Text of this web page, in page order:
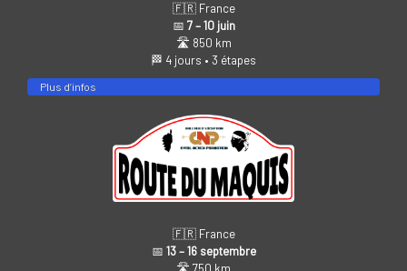
🇫🇷 France
📅 7 – 10 juin
🛣️ 850 km
🏁 4 jours • 3 étapes
Plus d’infos
🇫🇷 France
📅 13 – 16 septembre
🛣️ 750 km